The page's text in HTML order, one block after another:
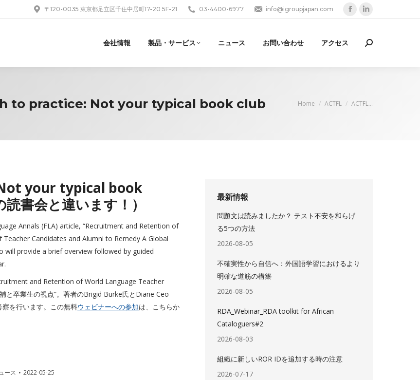
〒120-0035 東京都足立区千住中居町17-20 5F-21 03-4400-6977 info@igroupjapan.com
opensopens
会社情報 製品・サービス ニュース お問い合わせ アクセス Search:
to practice: Not your typical book club You are here:
Home ACTFL ACTFL…
your typical book
書会と違います！）
Annals (FLA) article, “Recruitment and Retention of
Candidates and Alumni to Remedy A Global
will provide a brief overview followed by guided
and Retention of World Language Teacher
と卒業生の視点”。著者のBrigid Burke氏とDiane Ceo-
を行います。この無料ウェビナーへの参加は、こちらか
ース 2022-05-25
最新情報
問題文は読みましたか？ テスト不安を和らげ
る5つの方法
2026-08-05
不確実性から自信へ：外国語学習におけるより
明確な道筋の構築
2026-08-05
RDA_Webinar_RDA toolkit for African
Cataloguers#2
2026-08-03
組織に新しいROR IDを追加する時の注意
2026-07-17